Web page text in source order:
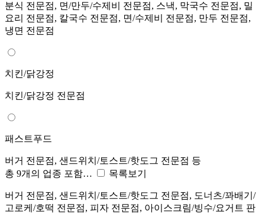
분식 전문점, 면/만두/수제비 전문점, 스낵, 막국수 전문점, 밀
요리 전문점, 칼국수 전문점, 면/수제비 전문점, 만두 전문점,
냉면 전문점
치킨/닭강정
치킨/닭강정 전문점
패스트푸드
버거 전문점, 샌드위치/토스트/핫도그 전문점 등
총 9개의 업종 포함…
목록보기
버거 전문점, 샌드위치/토스트/핫도그 전문점, 도너츠/꽈배기/
고로케/호떡 전문점, 피자 전문점, 아이스크림/빙수/요거트 판